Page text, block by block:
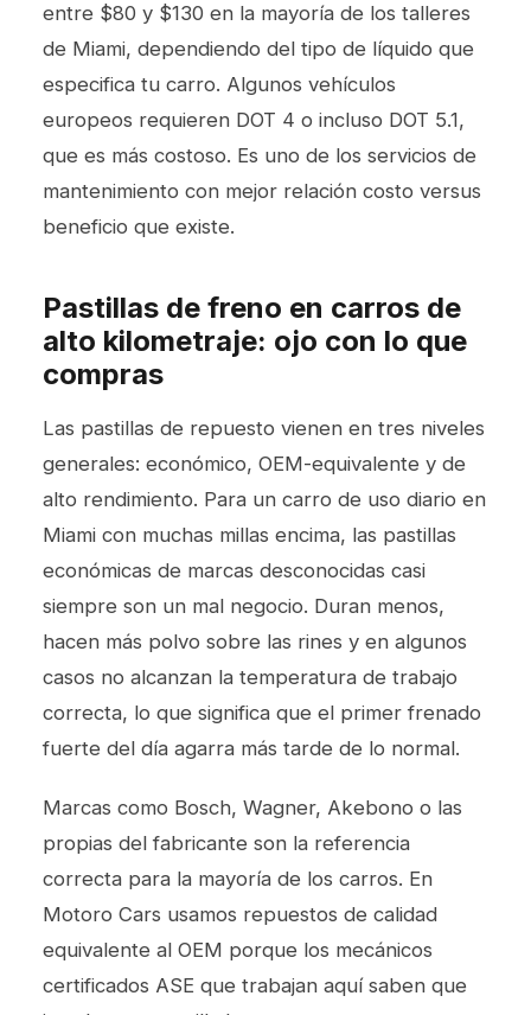
entre $80 y $130 en la mayoría de los talleres
de Miami, dependiendo del tipo de líquido que
especifica tu carro. Algunos vehículos
europeos requieren DOT 4 o incluso DOT 5.1,
que es más costoso. Es uno de los servicios de
mantenimiento con mejor relación costo versus
beneficio que existe.
Pastillas de freno en carros de
alto kilometraje: ojo con lo que
compras
Las pastillas de repuesto vienen en tres niveles
generales: económico, OEM-equivalente y de
alto rendimiento. Para un carro de uso diario en
Miami con muchas millas encima, las pastillas
económicas de marcas desconocidas casi
siempre son un mal negocio. Duran menos,
hacen más polvo sobre las rines y en algunos
casos no alcanzan la temperatura de trabajo
correcta, lo que significa que el primer frenado
fuerte del día agarra más tarde de lo normal.
Marcas como Bosch, Wagner, Akebono o las
propias del fabricante son la referencia
correcta para la mayoría de los carros. En
Motoro Cars usamos repuestos de calidad
equivalente al OEM porque los mecánicos
certificados ASE que trabajan aquí saben que